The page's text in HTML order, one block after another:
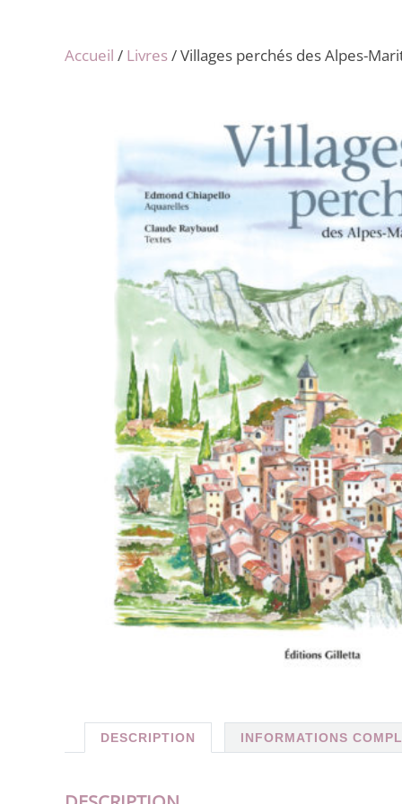
Accueil / Livres/ Villages perchés des Alpes-
DESCRIPTION INFORMATIONS